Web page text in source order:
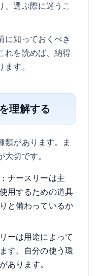
、選ぶ際に迷うこ
に知っておくべき
れを読めば、納得
す。
理解する
類があります。ま
切です。
ナースリーは主
用するための道具
と備わっているか
ーは用途によって
す。自分の使う環
あります。